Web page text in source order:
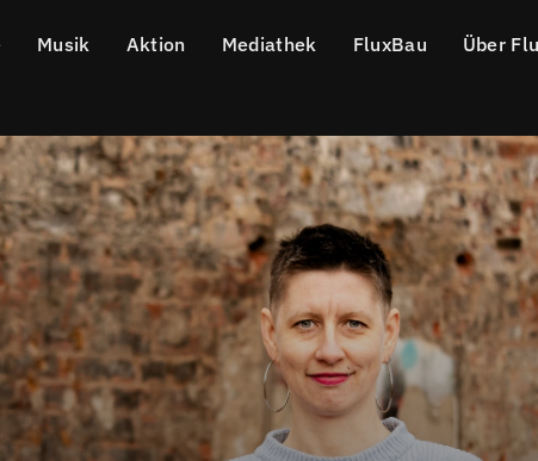
Musik Aktion Mediathek FluxBau Über